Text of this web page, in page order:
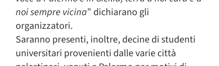
noi sempre vicina” dichiarano gli
organizzatori.
Saranno presenti, inoltre, decine di studenti
universitari provenienti dalle varie città